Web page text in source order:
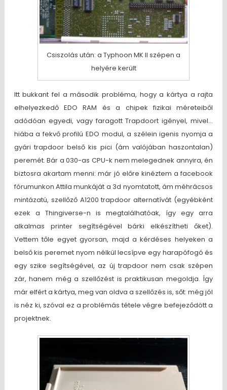
Csiszolás után: a Typhoon MK II szépen a
helyére került
Itt bukkant fel a második probléma, hogy a kártya a rajta
elhelyezkedő EDO RAM és a chipek fizikai méreteiből
adódóan egyedi, vagy faragott Trapdoort igényel, mivel…
hiába a fekvő profilú EDO modul, a szélein igenis nyomja a
gyári trapdoor belső kis pici (ám valójában haszontalan)
peremét. Bár a 030-as CPU-k nem melegednek annyira, én
biztosra akartam menni: már jó előre kinéztem a facebook
fórumunkon Attila munkáját a 3d nyomtatott, ám méhrácsos
mintázatú, szellőző A1200 trapdoor alternatívát (egyébként
ezek a Thingiverse-n is megtalálhatóak, így egy arra
alkalmas printer segítségével bárki elkészítheti őket).
Vettem tőle egyet gyorsan, majd a kérdéses helyeken a
belső kis peremet nyom nélkül lecsípve egy harapófogó és
egy szike segítségével, az új trapdoor nem csak szépen
zár, hanem még a szellőzést is praktikusan megoldja. Így
már elfért a kártya, meg van oldva a szellőzés is, sőt: még jól
is néz ki, szóval ez a problémás tétele végre befejeződött a
projektnek.